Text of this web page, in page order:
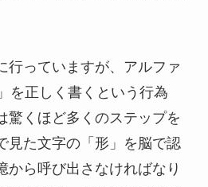
行っていますが、アルファ
を正しく書くという行為
驚くほど多くのステップを
見た文字の「形」を脳で認
から呼び出さなければなり